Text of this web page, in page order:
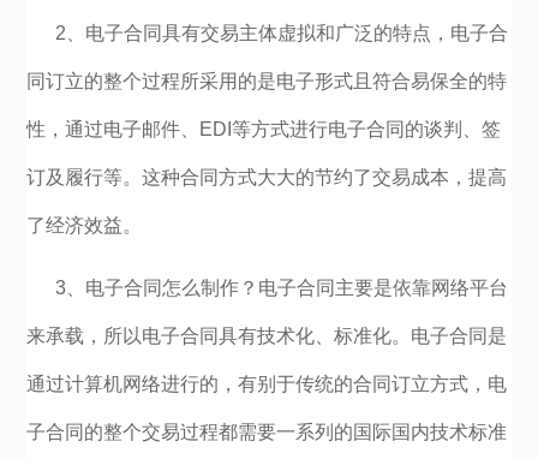
2、电子合同具有交易主体虚拟和广泛的特点，电子合
同订立的整个过程所采用的是电子形式且符合易保全的特
性，通过电子邮件、EDI等方式进行电子合同的谈判、签
订及履行等。这种合同方式大大的节约了交易成本，提高
了经济效益。
3、电子合同怎么制作？电子合同主要是依靠网络平台
来承载，所以电子合同具有技术化、标准化。电子合同是
通过计算机网络进行的，有别于传统的合同订立方式，电
子合同的整个交易过程都需要一系列的国际国内技术标准